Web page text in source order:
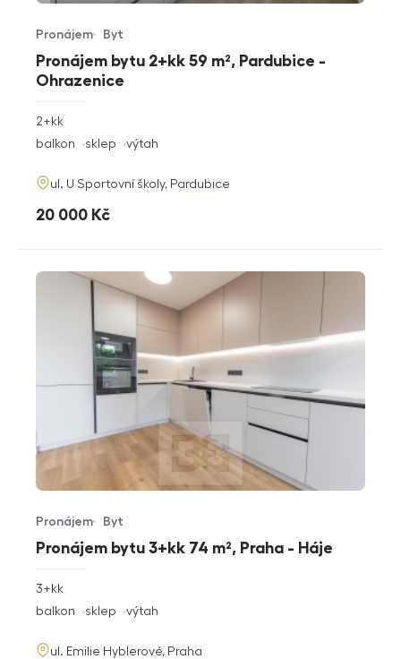
Pronájem bytu 2+kk 59 m², Pardubice -
Ohrazenice
Typ nabídky
Pronájem
Typ nemovitosti
Byt
rozměry
dispozice
2+kk
funkce
balkon sklep výtah
adresa
ul. U Sportovní školy, Pardubice
cena
20 000 Kč
Pronájem bytu 3+kk 74 m², Praha - Háje
Typ nabídky
Pronájem
Typ nemovitosti
Byt
rozměry
3+kk
funkce
balkon sklep výtah
adresa
ul. Emilie Hyblerové, Praha